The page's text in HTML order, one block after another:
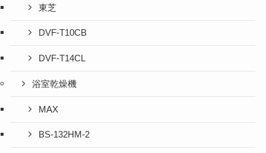
東芝
DVF-T10CB
DVF-T14CL
浴室乾燥機
MAX
BS-132HM-2